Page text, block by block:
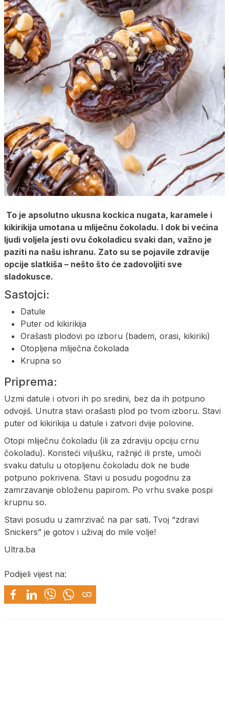
To je apsolutno ukusna kockica nugata, karamele i
kikirikija umotana u mliječnu čokoladu. I dok bi većina
ljudi voljela jesti ovu čokoladicu svaki dan, važno je
paziti na našu ishranu. Zato su se pojavile zdravije
opcije slatkiša – nešto što će zadovoljiti sve
sladokusce.
Sastojci:
Datule
Puter od kikirikija
Orašasti plodovi po izboru (badem, orasi, kikiriki)
Otopljena mliječna čokolada
Krupna so
Priprema:
Uzmi datule i otvori ih po sredini, bez da ih potpuno
odvojiš. Unutra stavi orašasti plod po tvom izboru. Stavi
puter od kikirikija u datule i zatvori dvije polovine.
Otopi mliječnu čokoladu (ili za zdraviju opciju crnu
čokoladu). Koristeći viljušku, ražnjić ili prste, umoči
svaku datulu u otopljenu čokoladu dok ne bude
potpuno pokrivena. Stavi u posudu pogodnu za
zamrzavanje obloženu papirom. Po vrhu svake pospi
krupnu so.
Stavi posudu u zamrzivač na par sati. Tvoj “zdravi
Snickers” je gotov i uživaj do mile volje!
Ultra.ba
Podijeli vijest na: